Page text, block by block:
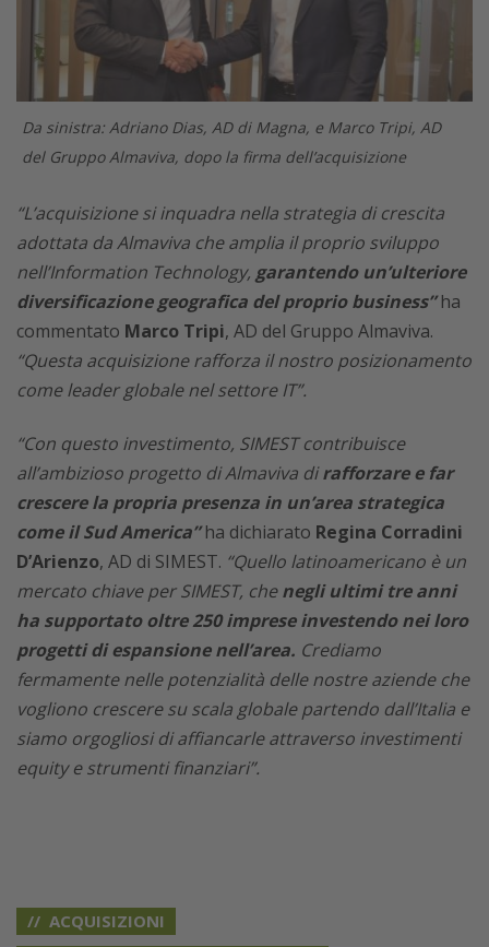
Da sinistra: Adriano Dias, AD di Magna, e Marco Tripi, AD
del Gruppo Almaviva, dopo la firma dell’acquisizione
“L’acquisizione si inquadra nella strategia di crescita
adottata da Almaviva che amplia il proprio sviluppo
nell’Information Technology, garantendo un’ulteriore
diversificazione geografica del proprio business”ha
commentato Marco Tripi, AD del Gruppo Almaviva.
“Questa acquisizione rafforza il nostro posizionamento
come leader globale nel settore IT”.
“Con questo investimento, SIMEST contribuisce
all’ambizioso progetto di Almaviva dirafforzare e far
crescere la propria presenza in un’area strategica
come il Sud America”ha dichiarato Regina Corradini
D’Arienzo, AD di SIMEST. “Quello latinoamericano è un
mercato chiave per SIMEST, chenegli ultimi tre anni
ha supportato oltre 250 imprese investendo nei loro
progetti di espansione nell’area. Crediamo
fermamente nelle potenzialità delle nostre aziende che
vogliono crescere su scala globale partendo dall’Italia e
siamo orgogliosi di affiancarle attraverso investimenti
equity e strumenti finanziari”.
ACQUISIZIONI